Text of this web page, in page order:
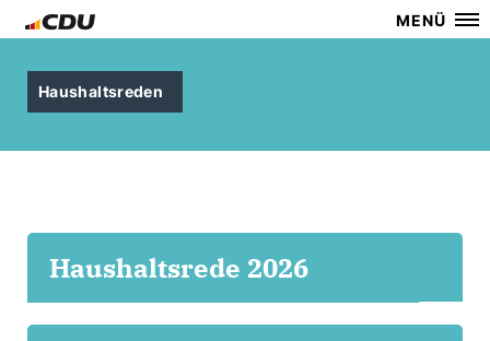
MENÜ
Haushaltsreden
Haushaltsrede 2026